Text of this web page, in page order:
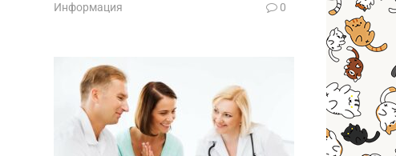
Информация 0